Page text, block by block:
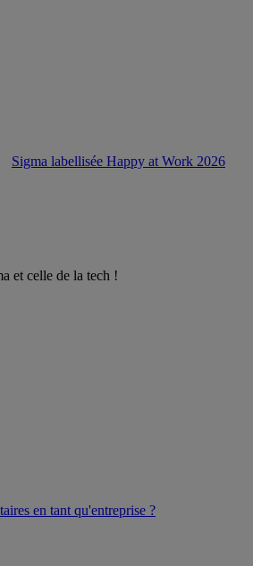
Sigma labellisée Happy at Work 2026
et celle de la tech !
en tant qu'entreprise ?